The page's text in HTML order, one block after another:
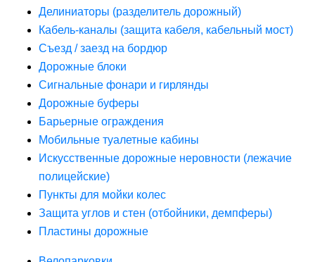
Делиниаторы (разделитель дорожный)
Кабель-каналы (защита кабеля, кабельный мост)
Съезд / заезд на бордюр
Дорожные блоки
Сигнальные фонари и гирлянды
Дорожные буферы
Барьерные ограждения
Мобильные туалетные кабины
Искусственные дорожные неровности (лежачие
полицейские)
Пункты для мойки колес
Защита углов и стен (отбойники, демпферы)
Пластины дорожные